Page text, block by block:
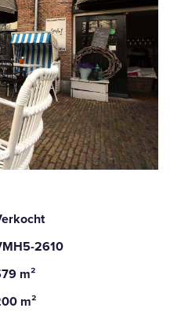
2610
m²
m²